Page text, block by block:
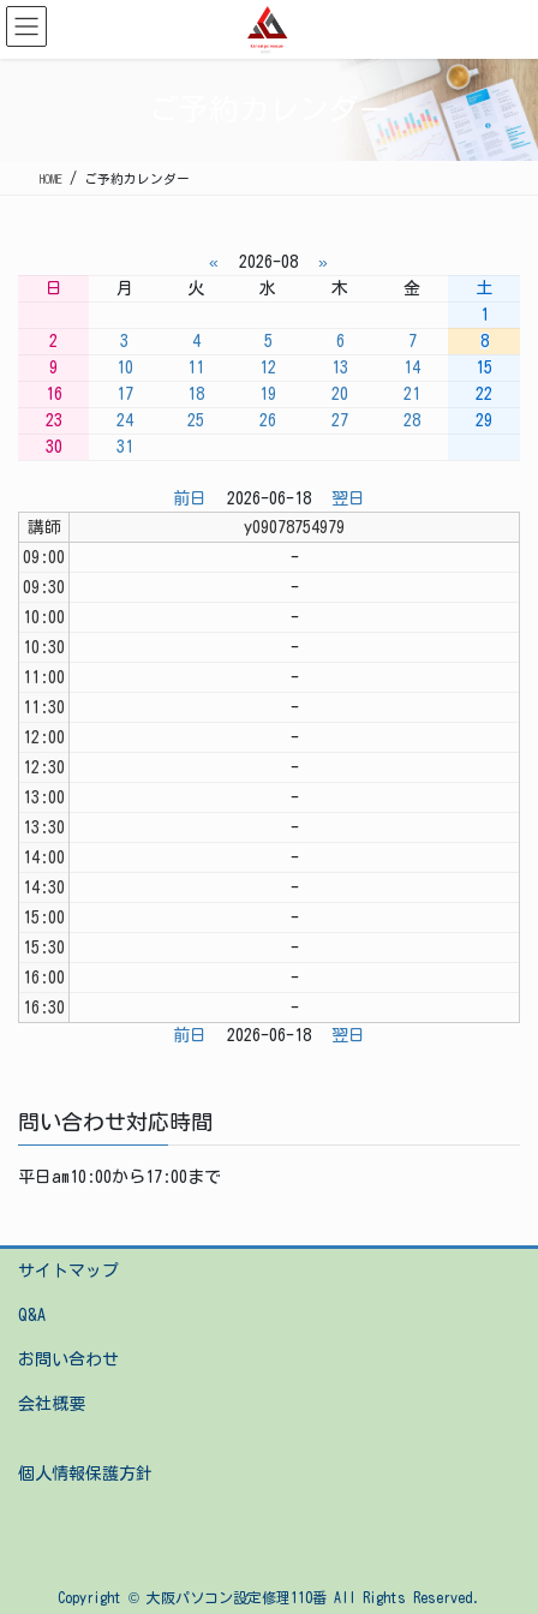
コ
ン
ナ
ビ
ご予約カレンダー
HOME ご予約カレンダー
« 2026-08
»
日
月 火 水 木 金
土
1
2
3 4 5 6 7
8
9
10 11 12 13 14
15
16
17 18 19 20 21
22
23
24 25 26 27 28
29
30
31
前日 2026-06-18
翌日
講師
y09078754979
09:00
-
09:30
-
10:00
-
10:30
-
11:00
-
11:30
-
12:00
-
12:30
-
13:00
-
13:30
-
14:00
-
14:30
-
15:00
-
15:30
-
16:00
-
16:30
-
前日
2026-06-18 翌日
問い合わせ対応時間
平日am10:00から17:00まで
サイトマップ
Q&A
お問い合わせ
会社概要
個人情報保護方針
Copyright © 大阪パソコン設定修理110番 All Rights Reserved.